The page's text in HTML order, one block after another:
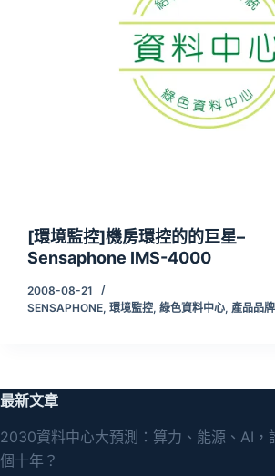
[環境監控]機房環控的的巨星–
Sensaphone IMS-4000
2008-08-21
SENSAPHONE, 環境監控, 綠色資料中心, 產品品牌
最新文章
2030資料中心大預測：算力、能源、AI，
個十年？